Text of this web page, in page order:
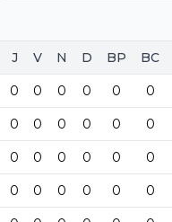
J V N D BP BC
0 0 0 0 0 0
0 0 0 0 0 0
0 0 0 0 0 0
0 0 0 0 0 0